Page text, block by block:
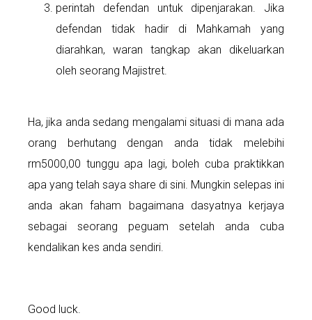
perintah defendan untuk dipenjarakan. Jika
defendan tidak hadir di Mahkamah yang
diarahkan, waran tangkap akan dikeluarkan
oleh seorang Majistret.
Ha, jika anda sedang mengalami situasi di mana ada
orang berhutang dengan anda tidak melebihi
rm5000,00 tunggu apa lagi, boleh cuba praktikkan
apa yang telah saya share di sini. Mungkin selepas ini
anda akan faham bagaimana dasyatnya kerjaya
sebagai seorang peguam setelah anda cuba
kendalikan kes anda sendiri.
Good luck.